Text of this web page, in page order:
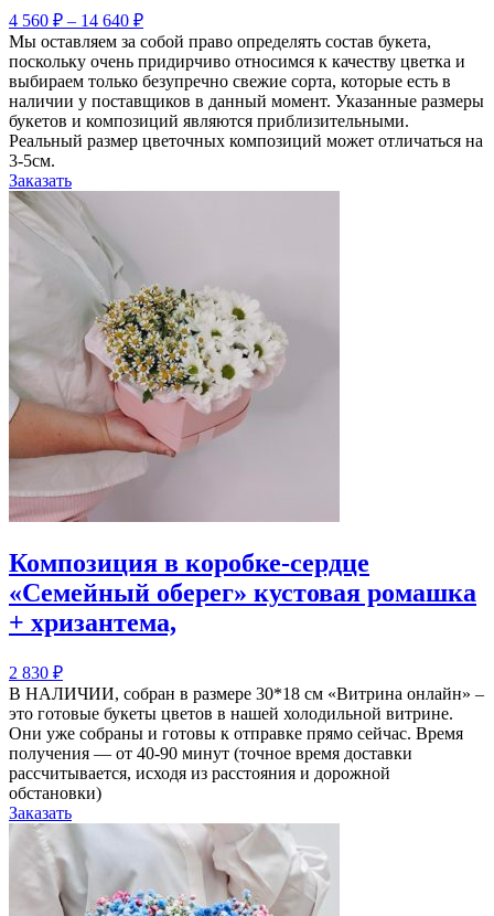
4 560 ₽ – 14 640 ₽
Мы оставляем за собой право определять состав букета,
поскольку очень придирчиво относимся к качеству цветка и
выбираем только безупречно свежие сорта, которые есть в
наличии у поставщиков в данный момент. Указанные размеры
букетов и композиций являются приблизительными.
Реальный размер цветочных композиций может отличаться на
3-5см.
Заказать
Композиция в коробке-сердце
«Семейный оберег» кустовая ромашка
+ хризантема,
2 830 ₽
В НАЛИЧИИ, собран в размере 30*18 см «Витрина онлайн» –
это готовые букеты цветов в нашей холодильной витрине.
Они уже собраны и готовы к отправке прямо сейчас. Время
получения — от 40-90 минут (точное время доставки
рассчитывается, исходя из расстояния и дорожной
обстановки)
Заказать